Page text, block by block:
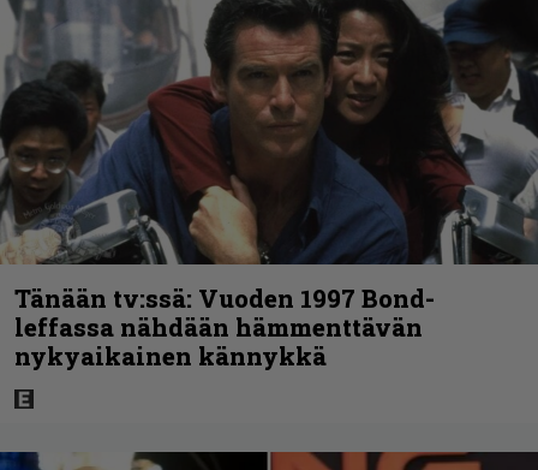
Tänään tv:ssä: Vuoden 1997 Bond-
leffassa nähdään hämmenttävän
nykyaikainen kännykkä